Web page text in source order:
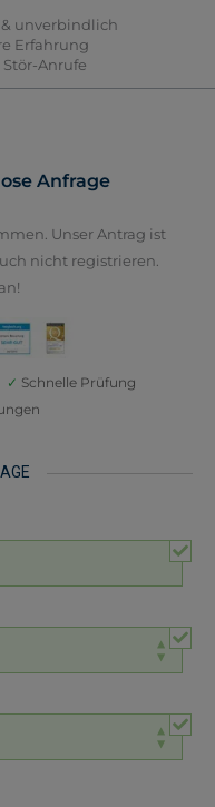
& unverbindlich
Erfahrung
Stör-Anrufe
Anfrage
Unser Antrag ist
nicht registrieren.
✓ Schnelle Prüfung